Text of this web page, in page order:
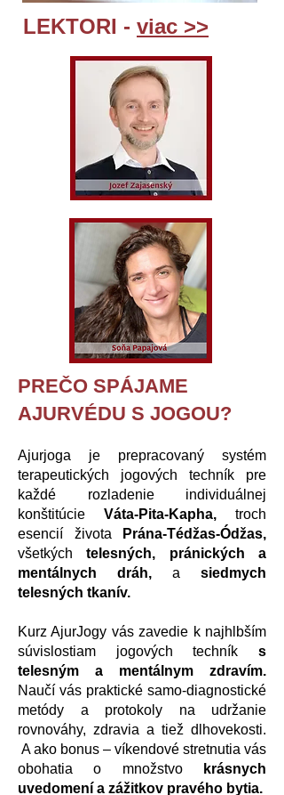
​LEKTORI - viac >>
PREČO SPÁJAME
AJURVÉDU S JOGOU?
Ajurjoga je prepracovaný systém
terapeutických jogových techník pre
každé rozladenie individuálnej
konštitúcie Váta-Pita-Kapha, troch
esencií života
Prána-Tédžas-Ódžas,
všetkých telesných, pránických a
mentálnych dráh, a siedmych
telesných tkanív.
Kurz AjurJogy vás zavedie k najhlbším
súvislostiam jogových techník s
telesným a mentálnym zdravím.
Naučí vás praktické samo-diagnostické
metódy a protokoly na udržanie
rovnováhy, zdravia a tiež dlhovekosti.
A ako bonus – víkendové stretnutia vás
obohatia o množstvokrásnych
uvedomení a zážitkov pravého bytia.